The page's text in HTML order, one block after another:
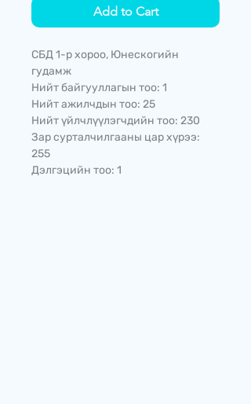
Add to Cart
СБД 1-р хороо, Юнескогийн
гудамж
Нийт байгууллагын тоо: 1
Нийт ажилчдын тоо: 25
Нийт үйлчлүүлэгчдийн тоо: 230
Зар сурталчилгааны цар хүрээ:
255
Дэлгэцийн тоо: 1